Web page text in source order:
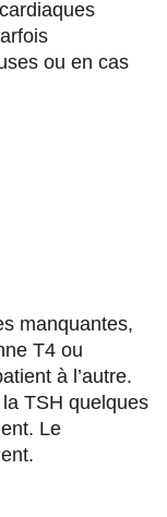
ou en cas
manquantes,
T4 ou
à l’autre.
TSH quelques
Le